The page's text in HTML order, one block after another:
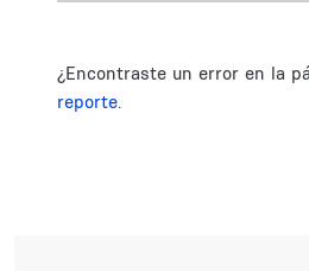
¿Encontraste un error en la
reporte.